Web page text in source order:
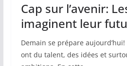
Cap sur l’avenir:
imaginent leur
Demain se prépare aujourd’hui!
ont du talent, des idées et